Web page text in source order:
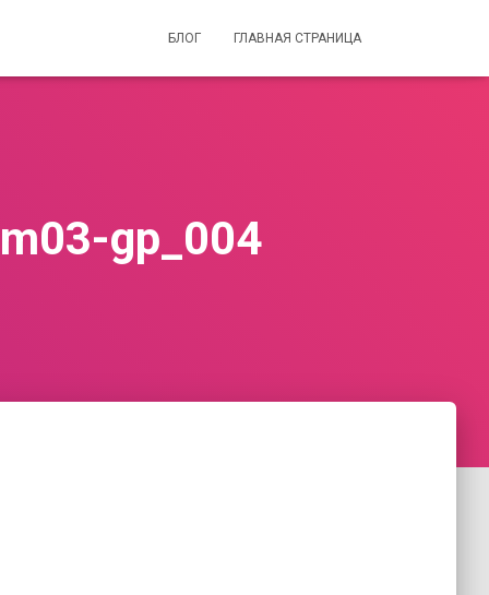
БЛОГ ГЛАВНАЯ СТРАНИЦА
gp_004